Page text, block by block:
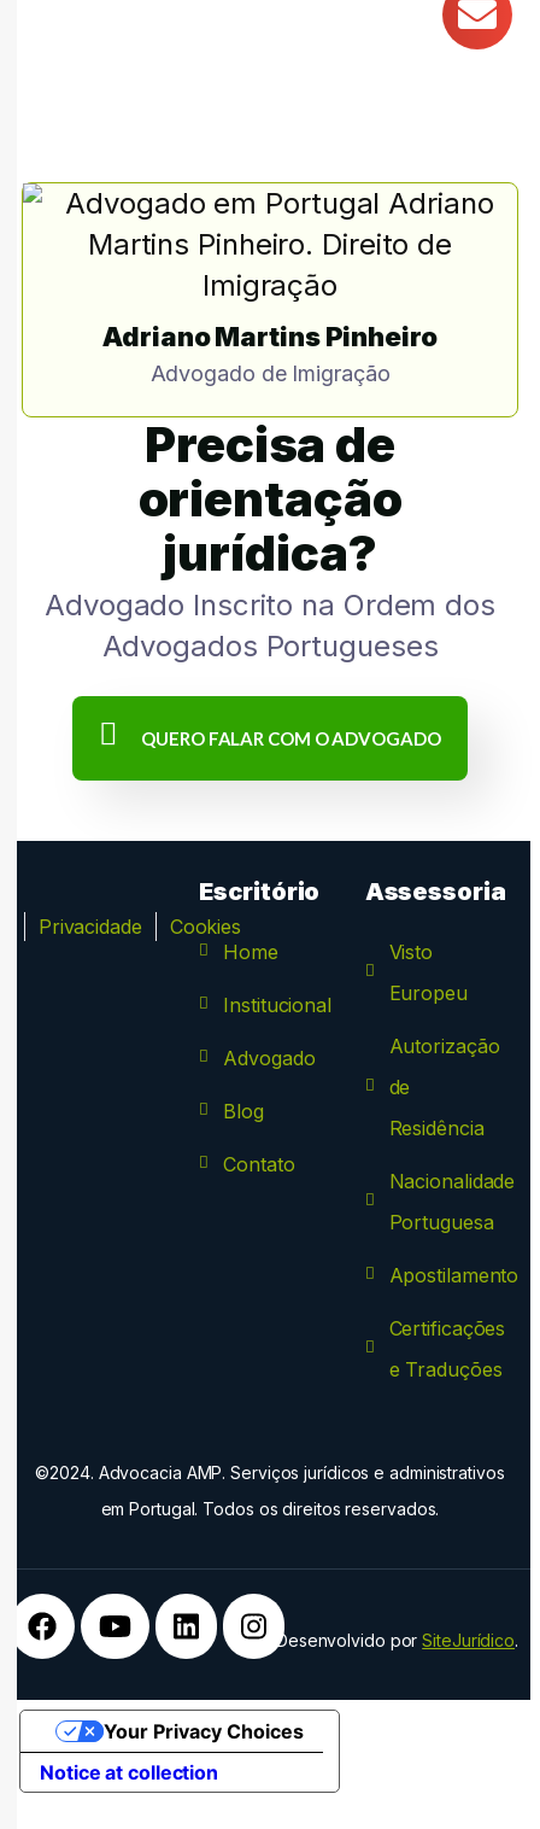
Adriano Martins Pinheiro
Advogado de Imigração
Precisa de
orientação
jurídica?
Advogado Inscrito na Ordem dos
Advogados Portugueses
QUERO FALAR COM O ADVOGADO
Privacidade Cookies
Escritório
Home
Institucional
Advogado
Blog
Contato
Assessoria
Visto
Europeu
Autorização
de
Residência
Nacionalidade
Portuguesa
Apostilamento
Certificações
e Traduções
©2024. Advocacia AMP. Serviços jurídicos e administrativos
em Portugal. Todos os direitos reservados.
Desenvolvido porSiteJurídico.
Notice at collection
Your Privacy Choices